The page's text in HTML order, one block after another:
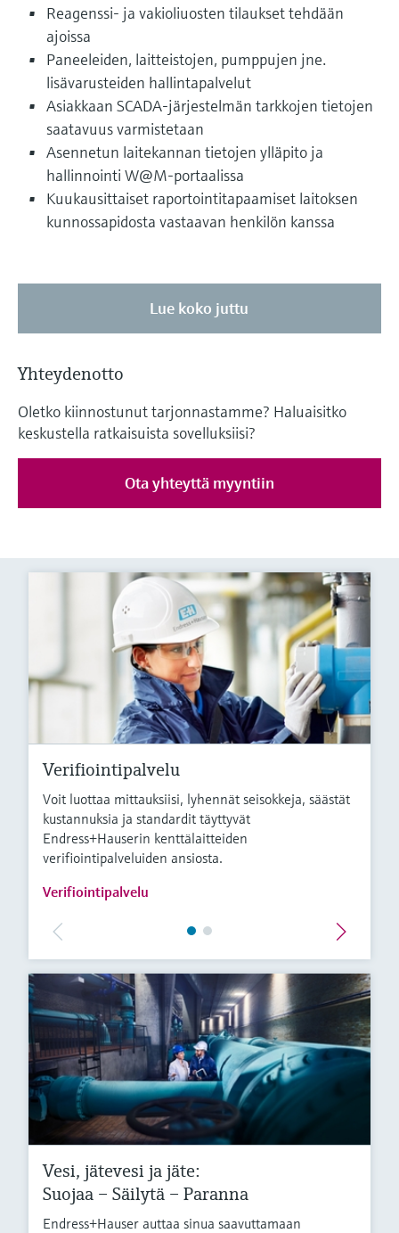
Reagenssi- ja vakioliuosten tilaukset tehdään
ajoissa
Paneeleiden, laitteistojen, pumppujen jne.
lisävarusteiden hallintapalvelut
Asiakkaan SCADA-järjestelmän tarkkojen tietojen
saatavuus varmistetaan
Asennetun laitekannan tietojen ylläpito ja
hallinnointi W@M-portaalissa
Kuukausittaiset raportointitapaamiset laitoksen
kunnossapidosta vastaavan henkilön kanssa
Lue koko juttu
Yhteydenotto
Oletko kiinnostunut tarjonnastamme? Haluaisitko
keskustella ratkaisuista sovelluksiisi?
Ota yhteyttä myyntiin
Verifiointipalvelu
Voit luottaa mittauksiisi, lyhennät seisokkeja, säästät
kustannuksia ja standardit täyttyvät
Endress+Hauserin kenttälaitteiden
verifiointipalveluiden ansiosta.
Verifiointipalvelu
Vesi, jätevesi ja jäte:
Suojaa – Säilytä – Paranna
Endress+Hauser auttaa sinua saavuttamaan